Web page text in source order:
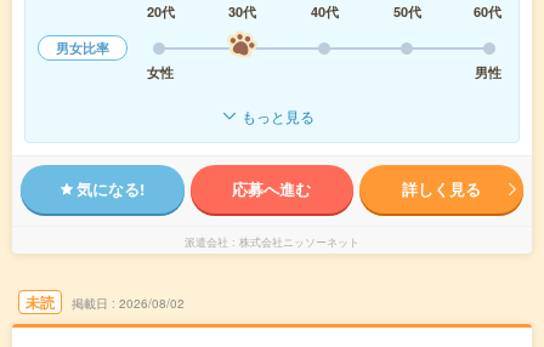
20代
30代 40代 50代
60代
男女比率
女性
男性
もっと見る
気になる! 応募へ進む 詳しく見る
派遣会社 株式会社ニッソーネット
未読 掲載日 2026/08/02